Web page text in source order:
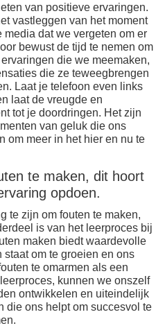
van positieve ervaringen.
vastleggen van het moment
dat we vergeten om er
bewust de tijd te nemen om
die we meemaken,
die ze teweegbrengen
Laat je telefoon even links
laat de vreugde en
tot je doordringen. Het zijn
van geluk die ons
om meer in het hier en nu te
te maken, dit hoort
opdoen.
te zijn om fouten te maken,
is van het leerproces bij
maken biedt waardevolle
om te groeien en ons
te omarmen als een
kunnen we onszelf
ontwikkelen en uiteindelijk
die ons helpt om succesvol te